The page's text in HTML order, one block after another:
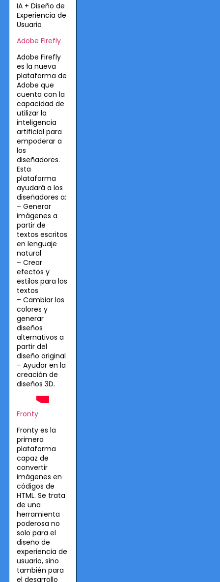
IA + Diseño de
Experiencia de
Usuario
Adobe Firefly
Adobe Firefly
es la nueva
plataforma de
Adobe que
cuenta con la
capacidad de
utilizar la
inteligencia
artificial para
empoderar a
los
diseñadores.
Esta
plataforma
ayudará a los
diseñadores a:
– Generar
imágenes a
partir de
textos escritos
en lenguaje
natural
– Crear
efectos y
estilos para los
textos
– Cambiar los
colores y
generar
diseños
alternativos a
partir del
diseño original
– Ayudar en la
creación de
diseños 3D.
Fronty
Fronty es la
primera
plataforma
capaz de
convertir
imágenes en
códigos de
HTML. Se trata
de una
herramienta
poderosa no
solo para el
diseño de
experiencia de
usuario, sino
también para
el desarrollo